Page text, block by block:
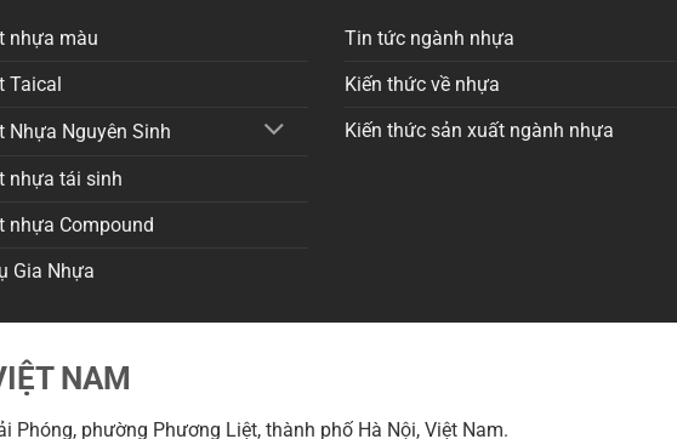
nhựa màu
Taical
Nhựa Nguyên Sinh
nhựa tái sinh
nhựa Compound
Gia Nhựa
Tin tức ngành nhựa
Kiến thức về nhựa
Kiến thức sản xuất ngành nhựa
NAM
Phóng, phường Phương Liệt, thành phố Hà Nội, Việt Nam.